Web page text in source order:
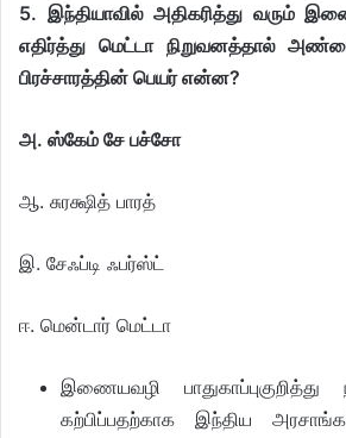
5. இந்தியாவில் அதிகரித்து வரும்
எதிர்த்து மெட்டா நிறுவனத்தால்
பிரச்சாரத்தின் பெயர் என்ன?
அ. ஸ்கேம் சே பச்சோ
ஆ. சுரக்ஷித் பாரத்
இ. சேஃப்டி ஃபர்ஸ்ட்
ஈ. மென்டார் மெட்டா
இணையவழி பாதுகாப்புகுறித்து
கற்பிப்பதற்காக இந்திய